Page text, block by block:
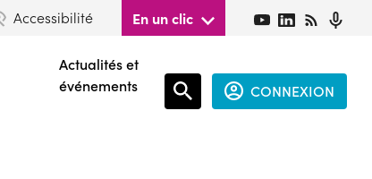
Accessibilité En un clic
Actualités et
événements
CONNEXION